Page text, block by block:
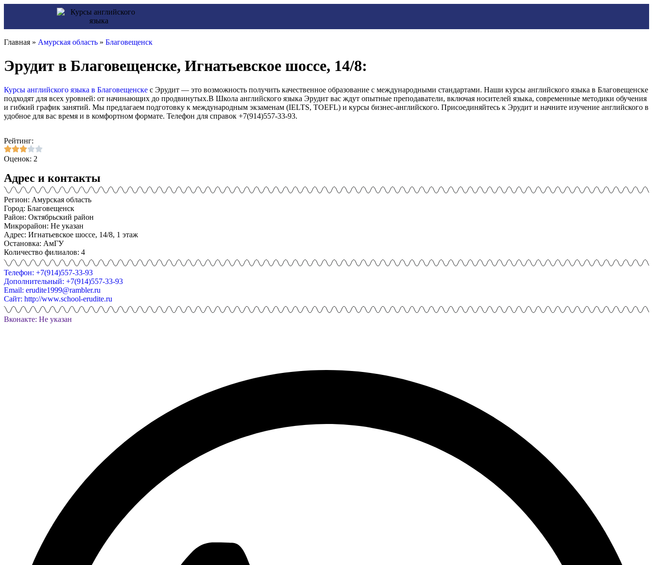
Главная » Амурская область » Благовещенск
Эрудит в Благовещенске, Игнатьевское шоссе, 14/8:
Курсы английского языка в Благовещенске с Эрудит — это возможность получить качественное образование с международными стандартами. Наши курсы английского языка в Благовещенске
подходят для всех уровней: от начинающих до продвинутых.В Школа английского языка Эрудит вас ждут опытные преподаватели, включая носителей языка, современные методики обучения
и гибкий график занятий. Мы предлагаем подготовку к международным экзаменам (IELTS, TOEFL) и курсы бизнес-английского. Присоединяйтесь к Эрудит и начните изучение английского в
удобное для вас время и в комфортном формате. Телефон для справок +7(914)557-33-93.
Рейтинг:
Оценок: 2
Адрес и контакты
Регион: Амурская область
Город: Благовещенск
Район: Октябрьский район
Микрорайон: Не указан
Адрес: Игнатьевское шоссе, 14/8, 1 этаж
Остановка: АмГУ
Количество филиалов: 4
Телефон: +7(914)557-33-93
Дополнительный: +7(914)557-33-93
Email: erudite1999@rambler.ru
Сайт: http://www.school-erudite.ru
Вконакте: Не указан